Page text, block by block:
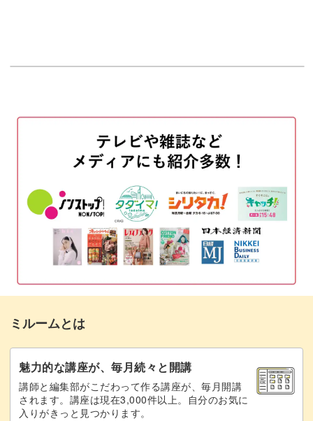
一番大きいマトリョーシカに色を塗る
中サイズのマトリョーシカに色を塗る
一番小さいマトリョーシカに色を塗る 26:43
首飾りを描く
白目と鼻と口を描く
耳と手を描く 46:00
黒目を描く
飾りやお花を描き足す
完成♪ 69:22
ミルームとは
魅力的な講座が、毎月続々と開講
講師と編集部がこだわって作る講座が、毎月開講
されます。講座は現在3,000件以上。自分のお気に
入りがきっと見つかります。